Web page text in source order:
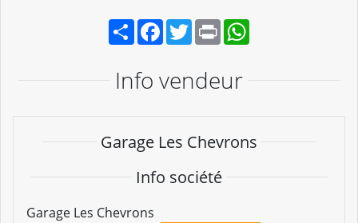
PartagerFacebook
TwitterPrint
Info vendeur
Garage Les Chevrons
Info société
Garage Les Chevrons